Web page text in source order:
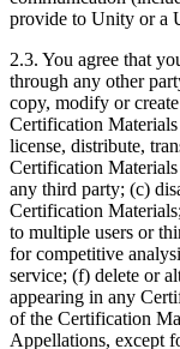
provide to Unity or a
2.3. You agree that
through any other
copy, modify or
Certification
license, distribute,
Certification
any third party; (c)
Certification
to multiple users or
for competitive
service; (f) delete or
appearing in any
of the Certification
Appellations, except